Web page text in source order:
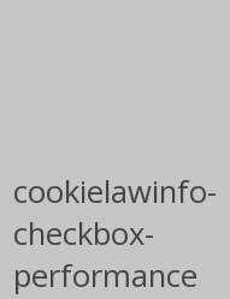
cookielawinfo-
checkbox-
performance